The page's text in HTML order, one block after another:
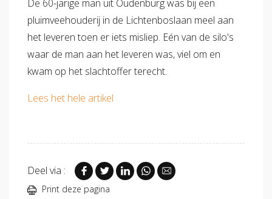
De 60-jarige man uit Oudenburg was bij een
pluimveehouderij in de Lichtenboslaan meel aan
het leveren toen er iets misliep. Eén van de silo's
waar de man aan het leveren was, viel om en
kwam op het slachtoffer terecht.
Lees het hele artikel
Deel via :
Print deze pagina